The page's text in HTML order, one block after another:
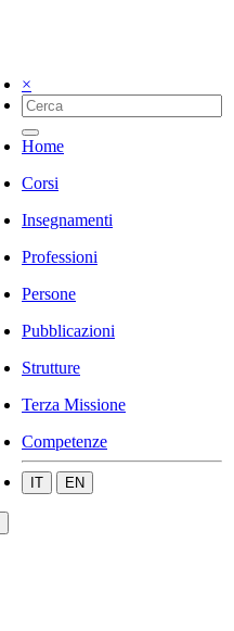
×
Home
Corsi
Insegnamenti
Professioni
Persone
Pubblicazioni
Strutture
Terza Missione
Competenze
IT EN